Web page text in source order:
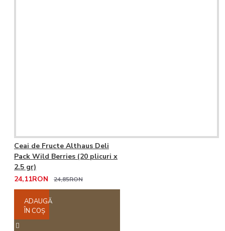
Ceai de Fructe Althaus Deli
Pack Wild Berries (20 plicuri x
2.5 gr)
24,11RON
24,85RON
ADAUGĂ
ÎN COŞ